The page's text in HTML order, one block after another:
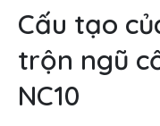
Cấu tạo
trộn ngũ
NC10